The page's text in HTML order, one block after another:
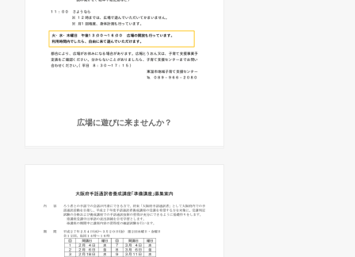
広場に遊びに来ませんか？